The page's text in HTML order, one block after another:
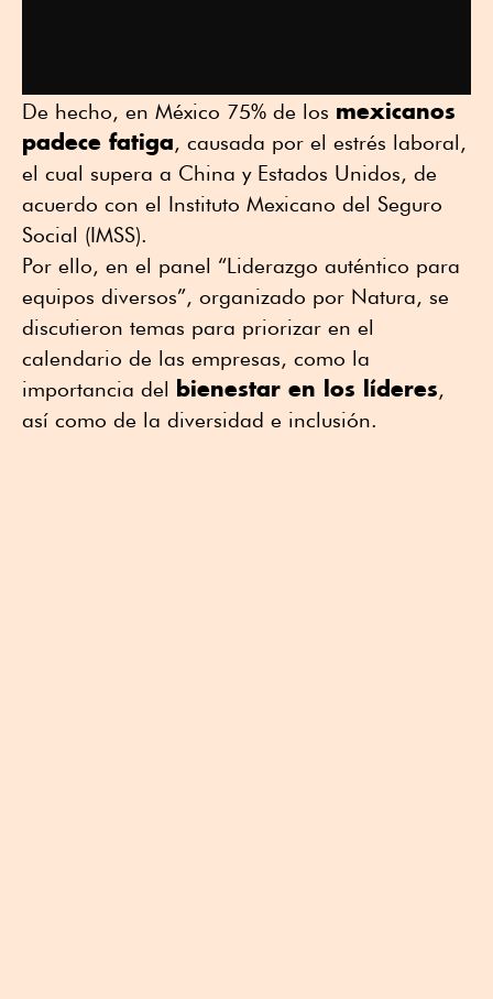
De hecho, en México 75% de los mexicanos
padece fatiga, causada por el estrés laboral,
el cual supera a China y Estados Unidos, de
acuerdo con el Instituto Mexicano del Seguro
Social (IMSS).
Por ello, en el panel “Liderazgo auténtico para
equipos diversos”, organizado por Natura, se
discutieron temas para priorizar en el
calendario de las empresas, como la
importancia del bienestar en los líderes,
así como de la diversidad e inclusión.